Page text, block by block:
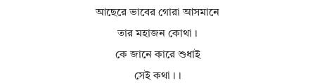
আছেরে ভাবের গোরা আসমানে
তার মহাজন কোথা।
কে জানে কারে শুধাই
সেই কথা।।